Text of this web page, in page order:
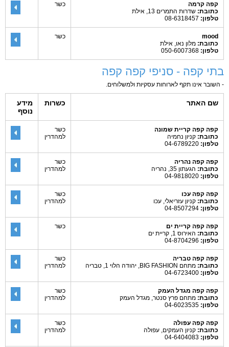
קפה קרמה
כתובת: שדרות התמרים 13, אילת
טלפון:
כשר
mood
כתובת: מלון נאו, אילת
טלפון:
כשר
בתי קפה - סניפי קפה קפה
- השובר אינו תקף לארוחות עסקיות ולמשלוחים.
שם האתר כשרות
מידע
נוסף
קפה קפה קריית שמונה
כתובת: קניון נחמיה
טלפון:
כשר
למהדרין
קפה קפה נהריה
כתובת: הגעתון 35, נהריה
טלפון:
כשר
למהדרין
קפה קפה עכו
כתובת: קניון עזריאלי, עכו
טלפון:
כשר
למהדרין
קפה קפה קריית ים
כתובת: האירוס 1, קריית ים
טלפון:
כשר
קפה קפה טבריה
כתובת: מתחם BIG FASHION, יהודה הלוי 1, טבריה
טלפון:
כשר
למהדרין
קפה קפה מגדל העמק
כתובת: מתחם פרץ סנטר, מגדל העמק
טלפון:
כשר
למהדרין
קפה קפה עפולה
כתובת: קניון העמקים, עפולה
טלפון:
כשר
למהדרין